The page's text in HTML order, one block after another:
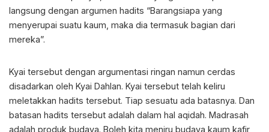
langsung dengan argumen hadits “Barangsiapa yang
menyerupai suatu kaum, maka dia termasuk bagian dari
mereka”.
Kyai tersebut dengan argumentasi ringan namun cerdas
disadarkan oleh Kyai Dahlan. Kyai tersebut telah keliru
meletakkan hadits tersebut. Tiap sesuatu ada batasnya. Dan
batasan hadits tersebut adalah dalam hal aqidah. Madrasah
adalah produk budaya. Boleh kita meniru budaya kaum kafir